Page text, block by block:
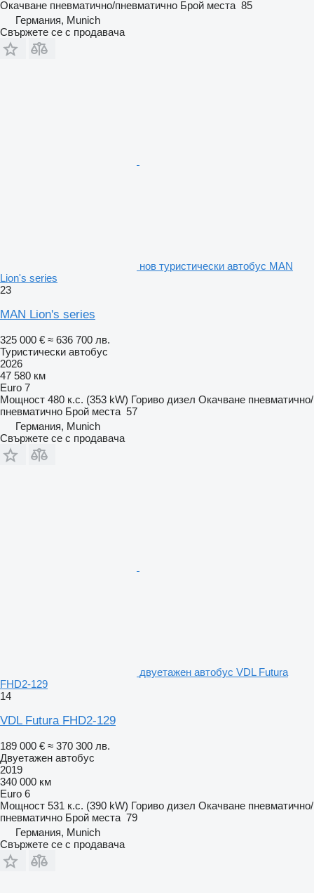
Окачване пневматично/пневматично Брой места 85
Германия, Munich
Свържете се с продавача
нов туристически автобус MAN
Lion's series
23
MAN Lion's series
325 000 € ≈ 636 700 лв.
Туристически автобус
2026
47 580 км
Euro 7
Мощност 480 к.с. (353 kW) Гориво дизел Окачване пневматично/
пневматично Брой места 57
Германия, Munich
Свържете се с продавача
двуетажен автобус VDL Futura
FHD2-129
14
VDL Futura FHD2-129
189 000 € ≈ 370 300 лв.
Двуетажен автобус
2019
340 000 км
Euro 6
Мощност 531 к.с. (390 kW) Гориво дизел Окачване пневматично/
пневматично Брой места 79
Германия, Munich
Свържете се с продавача